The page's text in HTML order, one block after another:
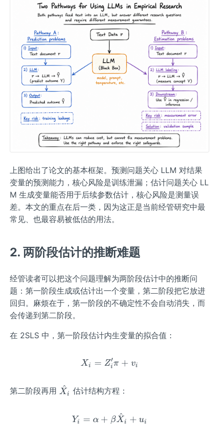
上图给出了论文的基本框架。预测问题关心 LLM 对结果
变量的预测能力，核心风险是训练泄漏；估计问题关心 LL
M 生成变量能否用于后续参数估计，核心风险是测量误
差。本文的重点在后一类，因为这正是当前经管研究中最
常见、也最容易被低估的用法。
2. 两阶段估计的推断难题
经管读者可以把这个问题理解为两阶段估计中的推断问
题：第一阶段生成或估计出一个变量，第二阶段把它放进
回归。麻烦在于，第一阶段的不确定性不会自动消失，而
会传递到第二阶段。
在 2SLS 中，第一阶段估计内生变量的拟合值：
X_{i}=Z_{i}'\pi+v_{i}
Xi = Zi
′π + vi
第二阶段再用 \ha
X
^i 估计结构方程：
Y_{i}=\alpha+\beta
Yi = α + βX
^i + ui